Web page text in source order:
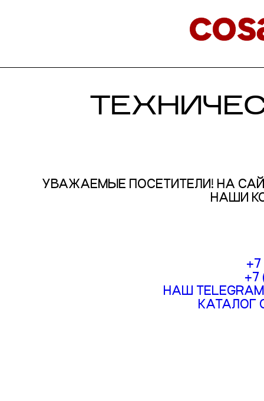
УВАЖАЕМЫЕ ПОСЕТИТЕЛИ! НА
НАШИ
+7
НАШ
КАТАЛОГ